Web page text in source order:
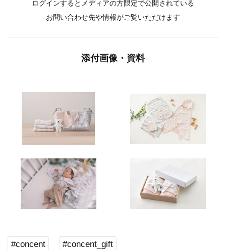
ログインするとメディアの方限定で公開されている
お問い合わせ先や情報がご覧いただけます
添付画像・資料
#concent #concent_gift